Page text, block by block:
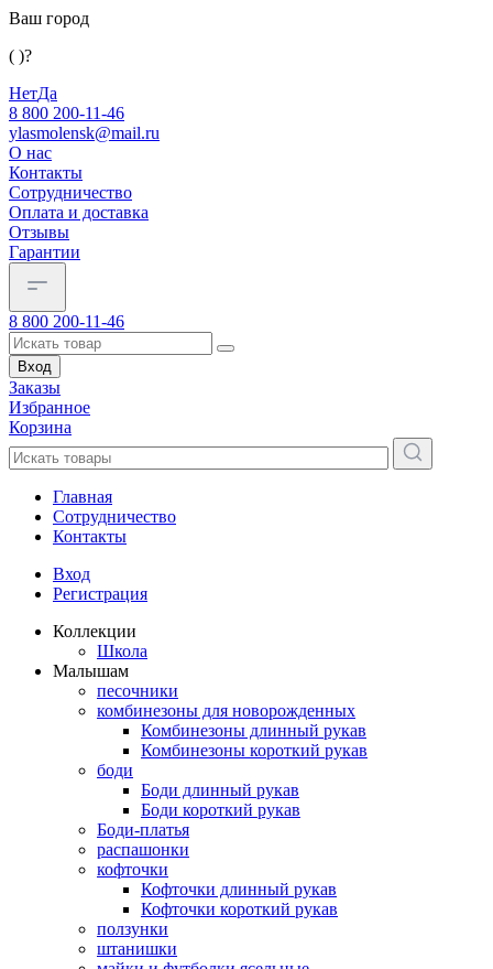
Ваш город
( )?
НетДа
8 800 200-11-46
ylasmolensk@mail.ru
О нас
Контакты
Сотрудничество
Оплата и доставка
Отзывы
Гарантии
8 800 200-11-46
Вход
Заказы
Избранное
Корзина
Главная
Сотрудничество
Контакты
Вход
Регистрация
Коллекции
Школа
Малышам
песочники
комбинезоны для новорожденных
Комбинезоны длинный рукав
Комбинезоны короткий рукав
боди
Боди длинный рукав
Боди короткий рукав
Боди-платья
распашонки
кофточки
Кофточки длинный рукав
Кофточки короткий рукав
ползунки
штанишки